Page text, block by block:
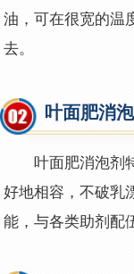
油，可在很宽的温
去。
叶面肥消
叶面肥消泡剂特
好地相容，不破乳
能，与各类助剂配